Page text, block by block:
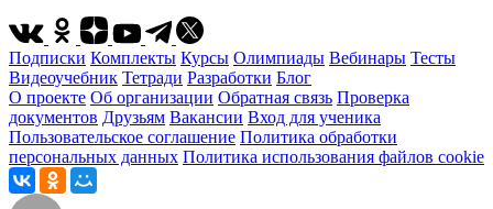
Подписки Комплекты Курсы Олимпиады Вебинары Тесты
Видеоучебник Тетради Разработки Блог
О проекте Об организации Обратная связь Проверка
документов Друзьям Вакансии Вход для ученика
Пользовательское соглашение Политика обработки
персональных данных Политика использования файлов cookie